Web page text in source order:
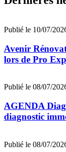
Publié le 10/07/
Avenir
lors de Pro
Publié le 08/07/
AGENDA
diagnostic
Publié le 08/07/